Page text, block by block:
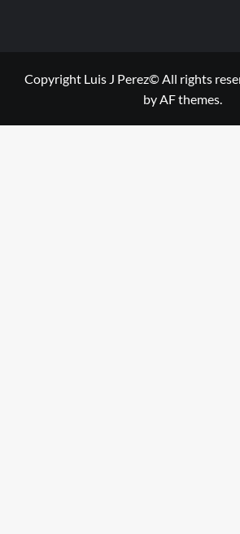
Copyright Luis J Perez© All rights
by AF themes.